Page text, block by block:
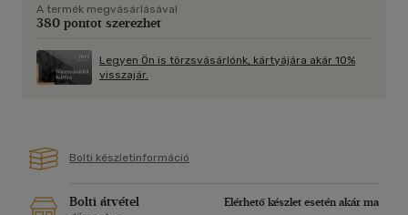
A termék megvásárlásával
380 pontot szerezhet
Legyen Ön is törzsvásárlónk, kártyájára akár 10%
visszajár.
Bolti készletinformáció
Bolti átvétel
Elérhető készlet esetén akár ma